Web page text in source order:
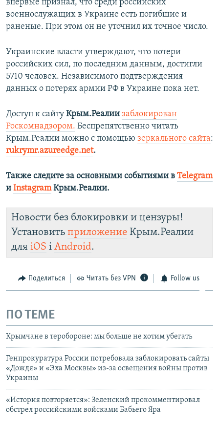
впервые признал, что среди российских
военнослужащих в Украине есть погибшие и
раненые. При этом он не уточнил их точное число.
Украинские власти утверждают, что потери
российских сил, по последним данным, достигли
5710 человек. Независимого подтверждения
данных о потерях армии РФ в Украине пока нет.
Доступ к сайту Крым.Реалии заблокирован
Роскомнадзором. Беспрепятственно читать
Крым.Реалии можно с помощью зеркального сайта:
rukrymr.azureedge.net.
Также следите за основными событиями в Telegram
и InstagramКрым.Реалии.
Новости без блокировки и цензуры!
Установить приложение Крым.Реалии
для iOS і Android.
Поделиться Читать без VPN Follow us
ПО ТЕМЕ
Крымчане в теробороне: мы больше не хотим убегать
Генпрокуратура России потребовала заблокировать сайты
«Дождя» и «Эха Москвы» из-за освещения войны против
Украины
«История повторяется»: Зеленский прокомментировал
обстрел российскими войсками Бабьего Яра